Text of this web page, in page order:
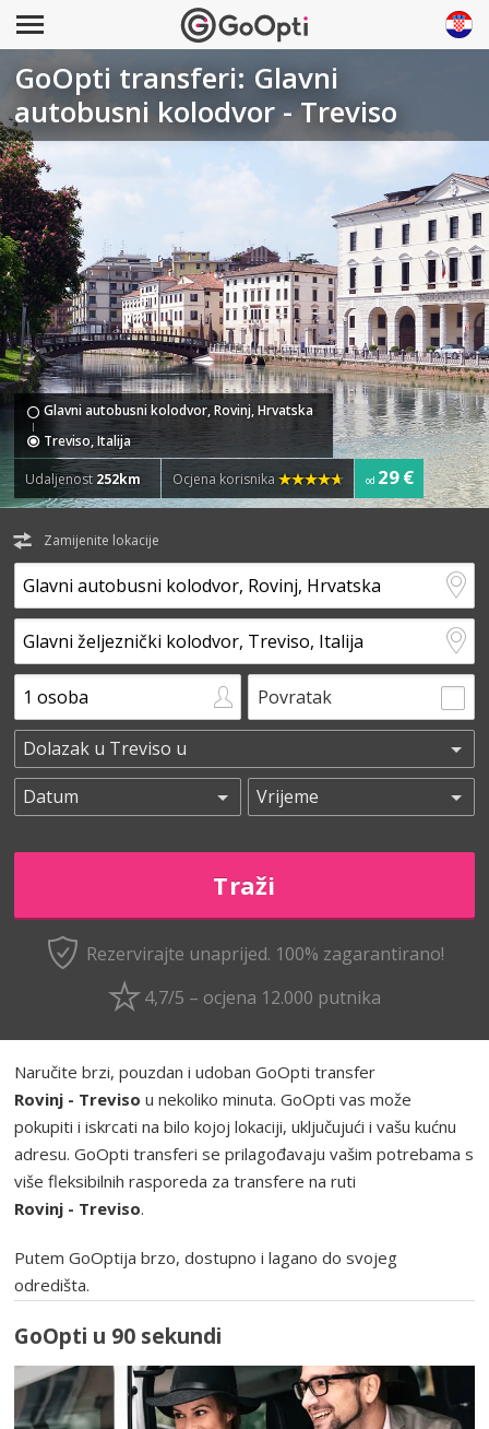
GoOpti transferi: Glavni
autobusni kolodvor - Treviso
Glavni autobusni kolodvor, Rovinj, Hrvatska
Treviso, Italija
Udaljenost 252km Ocjena korisnika od 29 €
Zamijenite lokacije
Povratak
Rezervirajte unaprijed. 100% zagarantirano!
4,7/5 – ocjena 12.000 putnika
Naručite brzi, pouzdan i udoban GoOpti transfer
Rovinj - Treviso u nekoliko minuta. GoOpti vas može
pokupiti i iskrcati na bilo kojoj lokaciji, uključujući i vašu kućnu
adresu. GoOpti transferi se prilagođavaju vašim potrebama s
više fleksibilnih rasporeda za transfere na ruti
Rovinj - Treviso.
Putem GoOptija brzo, dostupno i lagano do svojeg
odredišta.
GoOpti u 90 sekundi